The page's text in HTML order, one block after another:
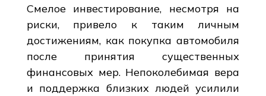
Смелое инвестирование, несмотря на
риски, привело к таким личным
достижениям, как покупка автомобиля
после принятия существенных
финансовых мер. Непоколебимая вера
и поддержка близких людей усилили